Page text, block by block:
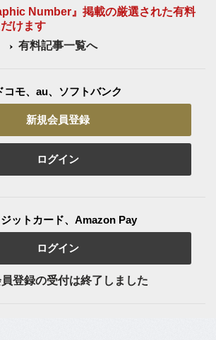
Number』掲載の厳選された有料
けます
有料記事一覧へ
コモ、au、ソフトバンク
新規会員登録
ログイン
ットカード、Amazon Pay
ログイン
登録の受付は終了しました